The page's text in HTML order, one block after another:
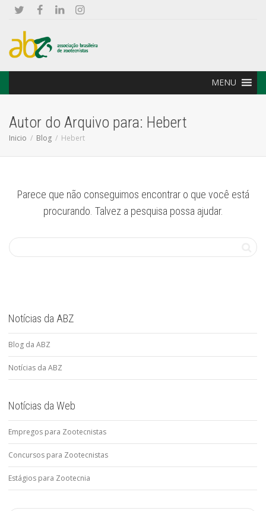
MENU
Autor do Arquivo para: Hebert
Inicio Blog Hebert
Parece que não conseguimos encontrar o que você está
procurando. Talvez a pesquisa possa ajudar.
Notícias da ABZ
Blog da ABZ
Notícias da ABZ
Notícias da Web
Empregos para Zootecnistas
Concursos para Zootecnistas
Estágios para Zootecnia